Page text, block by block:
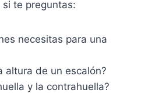
te preguntas:
necesitas para una
altura de un escalón?
y la contrahuella?